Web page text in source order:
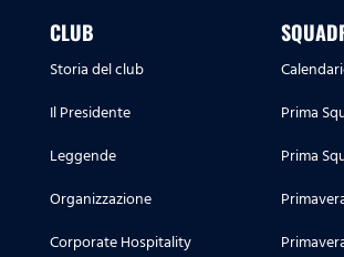
CLUB
Storia del club
Il Presidente
Leggende
Organizzazione
Corporate Hospitality
Prima
Prima